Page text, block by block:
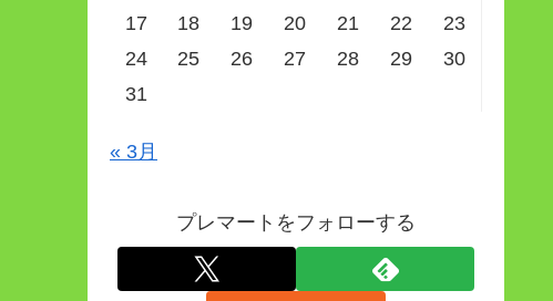
17
18 19 20 21 22
23
24
25 26 27 28 29
30
31
« 3月
プレマートをフォローする